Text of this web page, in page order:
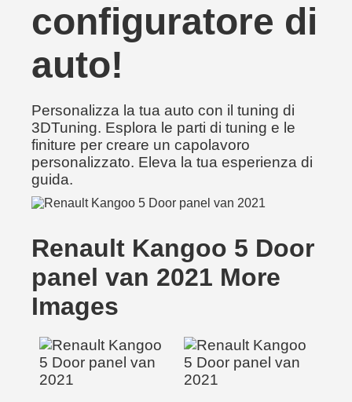
configuratore di
auto!
Personalizza la tua auto con il tuning di
3DTuning. Esplora le parti di tuning e le
finiture per creare un capolavoro
personalizzato. Eleva la tua esperienza di
guida.
Renault Kangoo 5 Door
panel van 2021 More
Images